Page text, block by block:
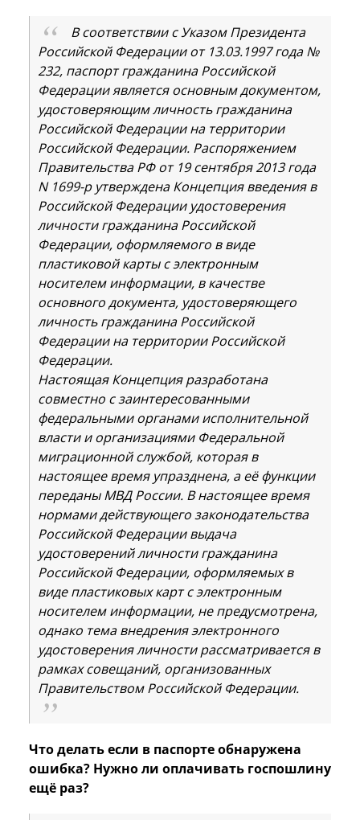
В соответствии с Указом Президента
Российской Федерации от 13.03.1997 года №
232, паспорт гражданина Российской
Федерации является основным документом,
удостоверяющим личность гражданина
Российской Федерации на территории
Российской Федерации. Распоряжением
Правительства РФ от 19 сентября 2013 года
N 1699-р утверждена Концепция введения в
Российской Федерации удостоверения
личности гражданина Российской
Федерации, оформляемого в виде
пластиковой карты с электронным
носителем информации, в качестве
основного документа, удостоверяющего
личность гражданина Российской
Федерации на территории Российской
Федерации.
Настоящая Концепция разработана
совместно с заинтересованными
федеральными органами исполнительной
власти и организациями Федеральной
миграционной службой, которая в
настоящее время упразднена, а её функции
переданы МВД России. В настоящее время
нормами действующего законодательства
Российской Федерации выдача
удостоверений личности гражданина
Российской Федерации, оформляемых в
виде пластиковых карт с электронным
носителем информации, не предусмотрена,
однако тема внедрения электронного
удостоверения личности рассматривается в
рамках совещаний, организованных
Правительством Российской Федерации.
Что делать если в паспорте обнаружена
ошибка? Нужно ли оплачивать госпошлину
ещё раз?